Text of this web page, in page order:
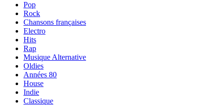
Pop
Rock
Chansons françaises
Electro
Hits
Rap
Musique Alternative
Oldies
Années 80
House
Indie
Classique